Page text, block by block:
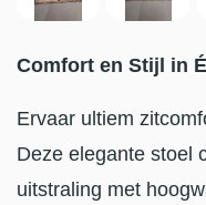
Comfort en Stijl in
Ervaar ultiem
Deze elegante stoel
uitstraling met